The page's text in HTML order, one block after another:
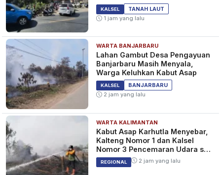
KALSEL
TANAH LAUT
1 jam yang lalu
WARTA BANJARBARU
Lahan Gambut Desa Pengayuan
Banjarbaru Masih Menyala,
Warga Keluhkan Kabut Asap
KALSEL
BANJARBARU
2 jam yang lalu
WARTA KALIMANTAN
Kabut Asap Karhutla Menyebar,
Kalteng Nomor 1 dan Kalsel
Nomor 3 Pencemaran Udara se-
Indonesia
REGIONAL 2 jam yang lalu